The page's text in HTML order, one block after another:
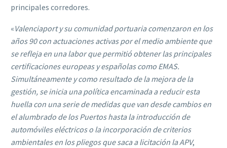
principales corredores.
«Valenciaport y su comunidad portuaria comenzaron en los
años 90 con actuaciones activas por el medio ambiente que
se refleja en una labor que permitió obtener las principales
certificaciones europeas y españolas como EMAS.
Simultáneamente y como resultado de la mejora de la
gestión, se inicia una política encaminada a reducir esta
huella con una serie de medidas que van desde cambios en
el alumbrado de los Puertos hasta la introducción de
automóviles eléctricos o la incorporación de criterios
ambientales en los pliegos que saca a licitación la APV,